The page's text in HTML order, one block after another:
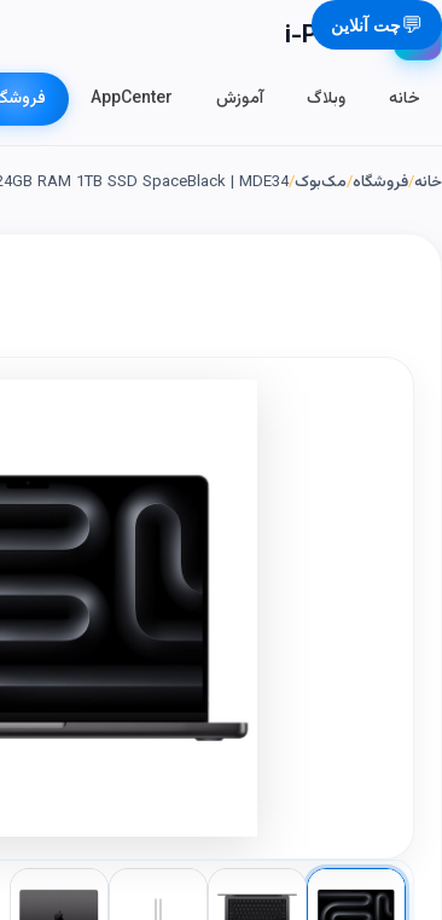
📱
i-Phone.ir
خانه وبلاگ آموزش AppCenter
خانه/فروشگاه/مک‌بوک/
RAM 1TB SSD SpaceBlack | MDE34
💬چت آنلاین